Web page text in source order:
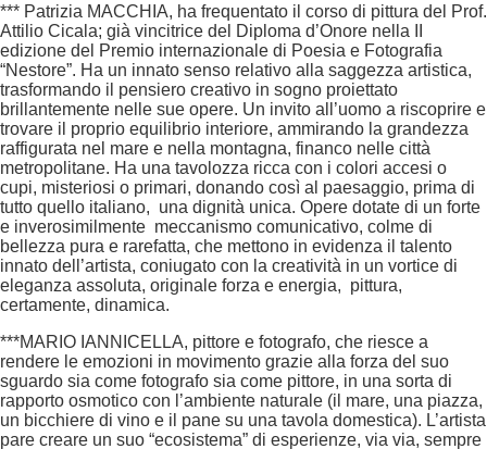
*** Patrizia MACCHIA, ha frequentato il corso di pittura del Prof.
Attilio Cicala; già vincitrice del Diploma d’Onore nella II
edizione del Premio internazionale di Poesia e Fotografia
“Nestore”. Ha un innato senso relativo alla saggezza artistica,
trasformando il pensiero creativo in sogno proiettato
brillantemente nelle sue opere. Un invito all’uomo a riscoprire e
trovare il proprio equilibrio interiore, ammirando la grandezza
raffigurata nel mare e nella montagna, financo nelle città
metropolitane. Ha una tavolozza ricca con i colori accesi o
cupi, misteriosi o primari, donando così al paesaggio, prima di
tutto quello italiano, una dignità unica. Opere dotate di un forte
e inverosimilmente meccanismo comunicativo, colme di
bellezza pura e rarefatta, che mettono in evidenza il talento
innato dell’artista, coniugato con la creatività in un vortice di
eleganza assoluta, originale forza e energia, pittura,
certamente, dinamica.
***MARIO IANNICELLA, pittore e fotografo, che riesce a
rendere le emozioni in movimento grazie alla forza del suo
sguardo sia come fotografo sia come pittore, in una sorta di
rapporto osmotico con l’ambiente naturale (il mare, una piazza,
un bicchiere di vino e il pane su una tavola domestica). L’artista
pare creare un suo “ecosistema” di esperienze, via via, sempre